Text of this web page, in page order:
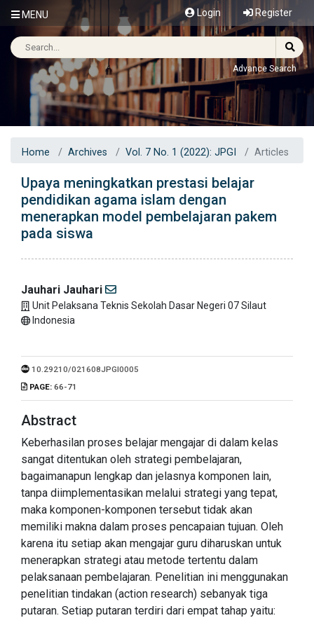
MENU Login Register
Advance Search
Home Archives Vol. 7 No. 1 (2022): JPGI Articles
Upaya meningkatkan prestasi belajar
pendidikan agama islam dengan
menerapkan model pembelajaran pakem
pada siswa
Jauhari Jauhari
Unit Pelaksana Teknis Sekolah Dasar Negeri 07 Silaut
Indonesia
10.29210/021608JPGI0005
PAGE: 66-71
Abstract
Keberhasilan proses belajar mengajar di dalam kelas
sangat ditentukan oleh strategi pembelajaran,
bagaimanapun lengkap dan jelasnya komponen lain,
tanpa diimplementasikan melalui strategi yang tepat,
maka komponen-komponen tersebut tidak akan
memiliki makna dalam proses pencapaian tujuan. Oleh
karena itu setiap akan mengajar guru diharuskan untuk
menerapkan strategi atau metode tertentu dalam
pelaksanaan pembelajaran. Penelitian ini menggunakan
penelitian tindakan (action research) sebanyak tiga
putaran. Setiap putaran terdiri dari empat tahap yaitu: